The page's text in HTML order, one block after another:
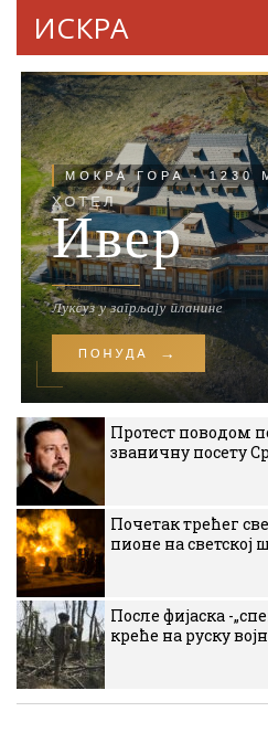
ИСКРА
Протест поводом
званичну посету
Почетак трећег
пионе на светској
После фијаска -
креће на руску